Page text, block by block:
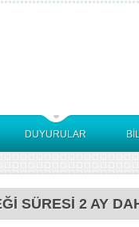
DUYURULAR
SÜRESİ 2 AY